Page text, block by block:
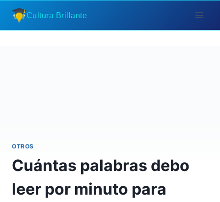
Saltar
contenido
Cultura Brillante
OTROS
Cuántas palabras debo
leer por minuto para